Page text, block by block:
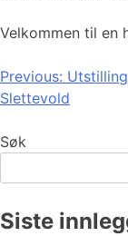
Velkommen til en
Previous:
Slettevold
Søk
Siste